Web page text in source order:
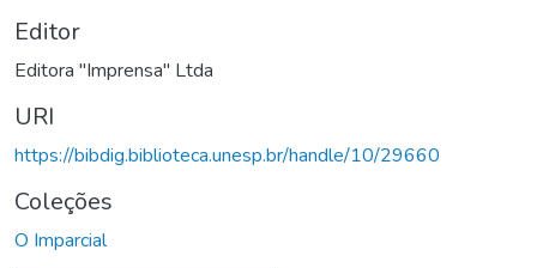
Editor
Editora "Imprensa" Ltda
URI
https://bibdig.biblioteca.unesp.br/handle/10/29660
Coleções
O Imparcial